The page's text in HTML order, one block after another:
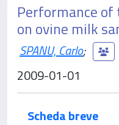
Performance of
on ovine milk
SPANU, Carlo;
2009-01-01
Scheda breve